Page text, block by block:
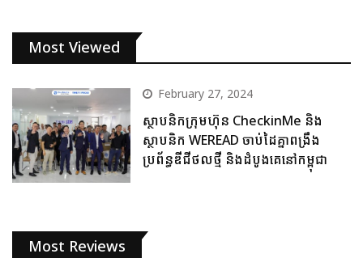
Most Viewed
February 27, 2024
ស្ថាបនិកក្រុមហ៊ុន CheckinMe និង
ស្ថាបនិក WEREAD ចាប់ដៃគ្នាពង្រឹង
ប្រព័ន្ធឌីជីថលថ្មី និងដំបូងគេនៅកម្ពុជា
Most Reviews